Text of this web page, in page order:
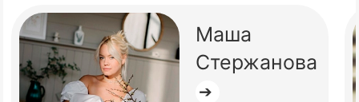
Маша
Стержанова
➔